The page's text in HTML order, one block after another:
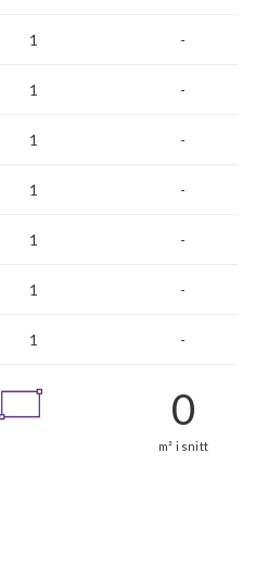
1 -
1 -
1 -
1 -
1 -
1 -
1 -